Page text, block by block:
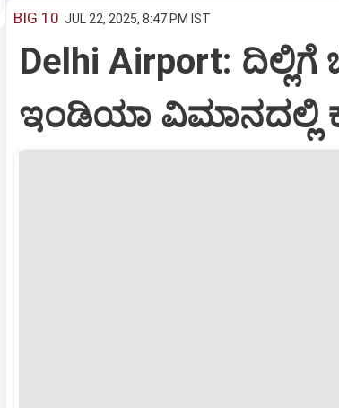
BIG 10 JUL 22, 2025, 8:47 PM IST
Delhi Airport:
ಇಂಡಿಯಾ ವಿಮಾನದಲ್ಲಿ